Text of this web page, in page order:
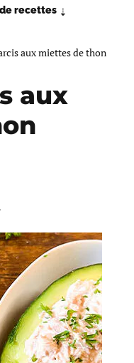
recettes ⇣
aux miettes de thon
aux